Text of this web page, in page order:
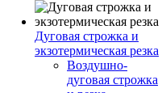
Дуговая строжка и
экзотермическая резка
Воздушно-
дуговая строжка